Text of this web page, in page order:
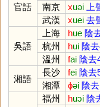
官話
南京
xuəi
上
武漢
xuei 去
吳語
上海 hue 陰
杭州
hui 陰
溫州
fai 陰去
湘語
長沙 fei 陰去
湘潭
ɸəi 陰
福州 huɔi 陰